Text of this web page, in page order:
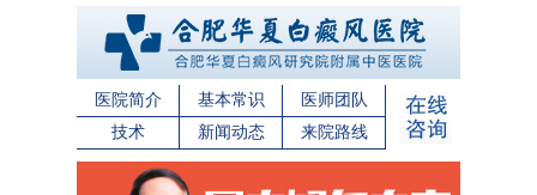
医院简介 基本常识
医师团队
技术
新闻动态 来院路线